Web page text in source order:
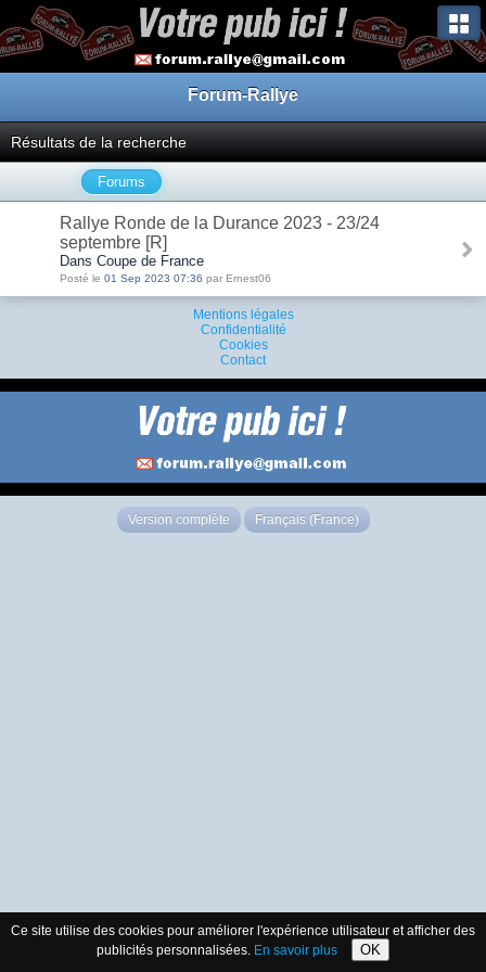
Forum-Rallye
Résultats de la recherche
Forums
Rallye Ronde de la Durance 2023 - 23/24
septembre [R]
Dans Coupe de France
Posté le 01 Sep 2023 07:36 par Ernest06
Mentions légales
Confidentialité
Cookies
Contact
Version complète Français (France)
Ce site utilise des cookies pour améliorer l'expérience utilisateur et afficher des
publicités personnalisées. En savoir plus OK